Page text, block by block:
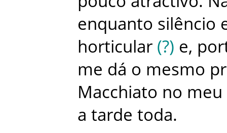
enquanto silêncio
horticular (?) e,
me dá o mesmo
Macchiato no meu
a tarde toda.